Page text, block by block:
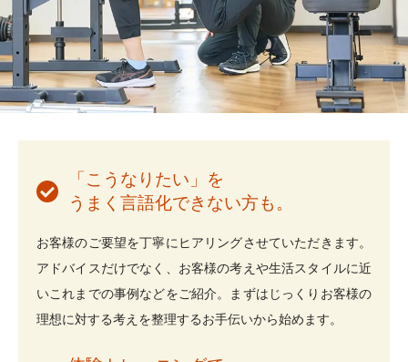
「こうなりたい」を
うまく言語化できない方も。
お客様のご要望を丁寧にヒアリングさせていただきます。
アドバイスだけでなく、お客様の考えや生活スタイルに近
いこれまでの事例などをご紹介。まずはじっくりお客様の
理想に対する考えを整理するお手伝いから始めます。